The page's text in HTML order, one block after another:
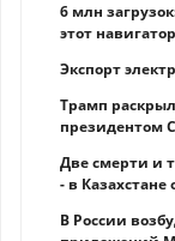
6 млн
этот
Экспорт
Трамп
президентом
Две смерти и
- в
В России